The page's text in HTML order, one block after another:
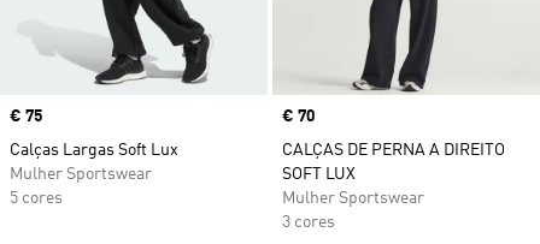
Price
€ 75
Calças Largas Soft Lux
Mulher Sportswear
5 cores
Price
€ 70
CALÇAS DE PERNA A DIREITO
SOFT LUX
Mulher Sportswear
3 cores